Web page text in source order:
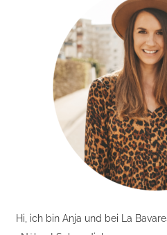
Hi, ich bin Anja und bei La